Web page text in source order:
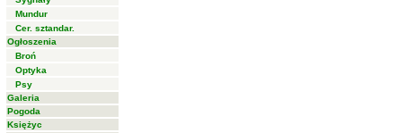
Mundur
Cer. sztandar.
Ogłoszenia
Broń
Optyka
Psy
Galeria
Pogoda
Księżyc